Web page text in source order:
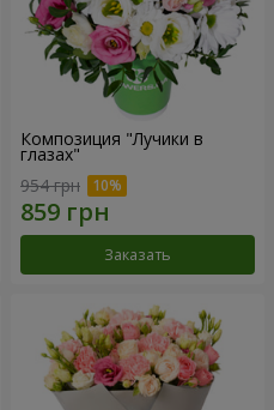
Композиция "Лучики в
глазах"
954 грн
Заказать